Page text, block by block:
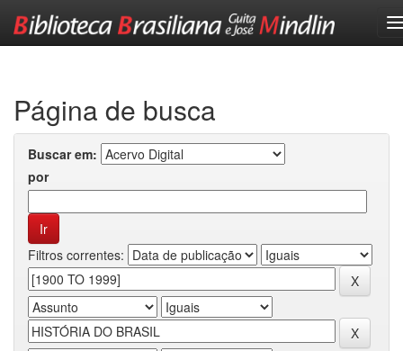
Página de busca
Buscar em:
por
Filtros correntes: